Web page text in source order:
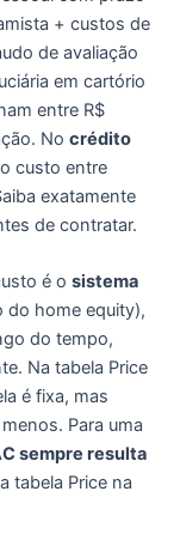
+ custos de
de avaliação
em cartório
entre R$
No crédito
custo entre
exatamente
de contratar.
é o sistema
do home equity),
do tempo,
Na tabela Price
é fixa, mas
Para uma
sempre resulta
tabela Price na